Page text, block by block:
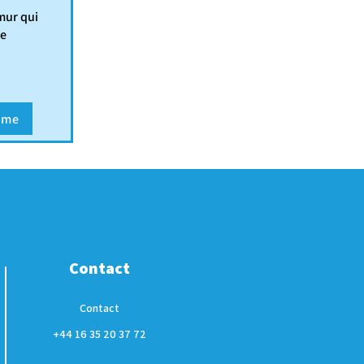
qui
Contact
Contact
+44 16 35 20 37 72